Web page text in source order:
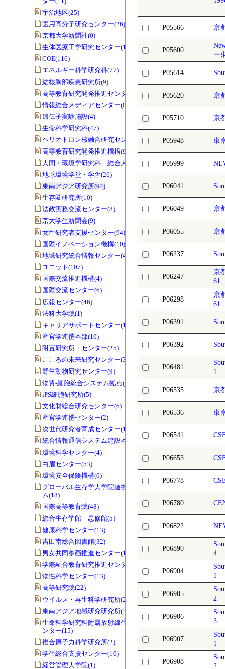
宇治地区(25)
医用高分子研究センター(26)
京都大学新聞社(0)
生体医療工学研究センター(19)
COE(116)
エネルギー科学研究科(77)
結核胸部疾患研究所(9)
高等教育研究開発推進センター(68)
情報総合メディアセンター(0)
遺伝子実験施設(4)
生命科学研究科(47)
ヘリオトロン核融合研究センター(8)
高等教育研究開発推進機構(99)
人間・環境学研究科 総合人間学部(28)
地球環境学堂・学舎(26)
東南アジア研究所(94)
生存圏研究所(10)
法政実務交流センター(8)
京大学生新聞会(9)
女性研究者支援センター(94)
国際イノベーション機構(10)
地域研究統合情報センター(40)
ユニット(107)
国際交流推進機構(4)
国際交流センター(6)
広報センター(46)
法科大学院(1)
キャリアサポートセンター(1)
産官学連携本部(10)
附置研究所・センター(25)
こころの未来研究センター(33)
野生動物研究センター(9)
物質-細胞統合システム拠点(40)
iPS細胞研究所(5)
文化財総合研究センター(6)
産官学連携センター(2)
次世代研究者育成センター(1)
統合情報通信システム建設本部(1)
環境科学センター(4)
白眉センター(53)
環境安全保険機構(0)
グローバル生存学大学院連携プログラ
ム(18)
国際高等教育院(48)
総合生存学館 思修館(5)
健康科学センター(13)
吉田南総合図書館(32)
男女共同参画推進センター(141)
学際融合教育研究推進センター(11)
物性科学センター(13)
高等研究院(22)
ウイルス・再生科学研究所(29)
東南アジア地域研究研究所(3)
生命科学研究科附属放射線生物研究セ
ンター(15)
複合原子力科学研究所(2)
学生総合支援センター(10)
経営管理大学院(1)
P05566 京
P05600
ー
P05614
P05620 京
P05710 京
P05948 東
P05999
P06041
P06049 京
P06055 京
P06237
P06247
京
61
P06298
京
61
P06391
P06392
P06481
1
P06535 京
P06536 東
P06541
P06653
P06778
P06780
P06822
P06890
4
P06904
1
P06905
2
P06906
3
P06907
1
P06908
2